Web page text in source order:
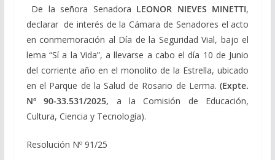
De la señora Senadora LEONOR NIEVES MINETTI,
declarar de interés de la Cámara de Senadores el acto
en conmemoración al Día de la Seguridad Vial, bajo el
lema “Sí a la Vida”, a llevarse a cabo el día 10 de Junio
del corriente año en el monolito de la Estrella, ubicado
en el Parque de la Salud de Rosario de Lerma.(Expte.
Nº 90-33.531/2025, a la Comisión de Educación,
Cultura, Ciencia y Tecnología).
Resolución Nº 91/25